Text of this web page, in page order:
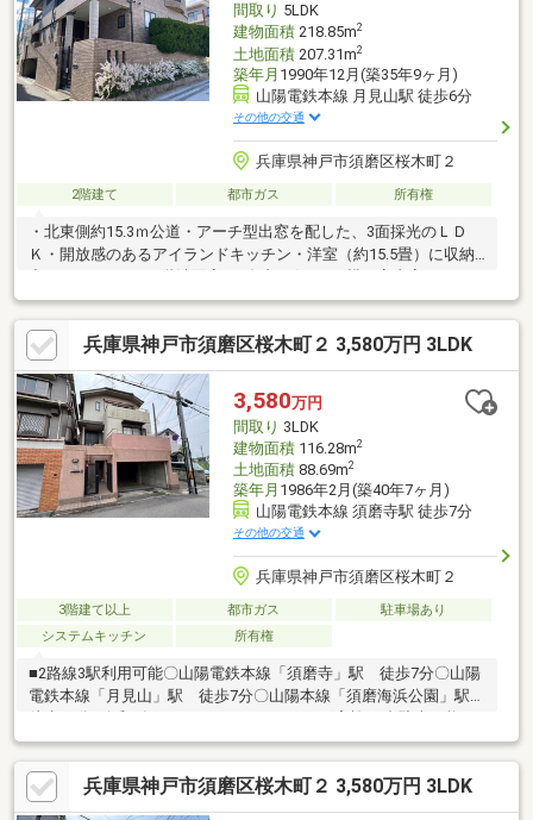
間取り 5LDK
建物面積218.85m2
土地面積207.31m2
築年月 1990年12月(築35年9ヶ月)
山陽電鉄本線 月見山駅 徒歩6分
その他の交通
兵庫県神戸市須磨区桜木町２
2階建て 都市ガス 所有権
・北東側約15.3ｍ公道・アーチ型出窓を配した、3面採光のＬＤ
Ｋ・開放感のあるアイランドキッチン・洋室（約15.5畳）に収納
2階廊下部分に収納スペース有・1階・2階にトイレあり
兵庫県神戸市須磨区桜木町２ 3,580万円 3LDK
3,580万円
間取り 3LDK
建物面積116.28m2
土地面積88.69m2
築年月 1986年2月(築40年7ヶ月)
山陽電鉄本線 須磨寺駅 徒歩7分
その他の交通
兵庫県神戸市須磨区桜木町２
3階建て以上 都市ガス
駐車場あり
システムキッチン
所有権
■2路線3駅利用可能〇山陽電鉄本線「須磨寺」駅 徒歩7分〇山陽
電鉄本線「月見山」駅 徒歩7分〇山陽本線「須磨海浜公園」駅
（車種により制限あり）■建物面積：116.28㎡ 3LDKタイプ■ウォ
ークインクローゼットあり■全居室収納あり■3階部分にロフトあ
り■前面道路との高低差無し■電動シャッター付きガレージ■土地
面積：88.69㎡
兵庫県神戸市須磨区桜木町２ 3,580万円 3LDK